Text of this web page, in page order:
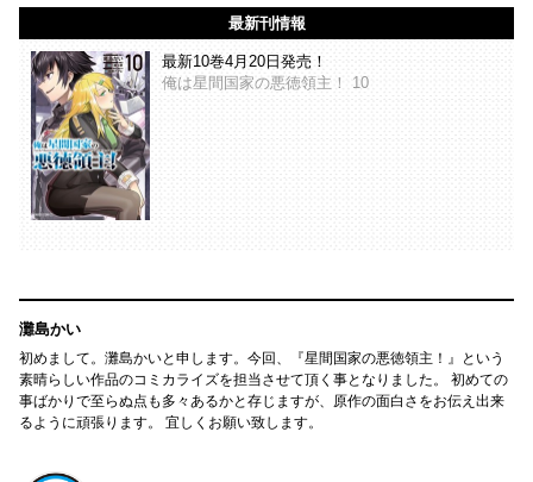
最新刊情報
最新10巻4月20日発売！
俺は星間国家の悪徳領主！ 10
灘島かい
初めまして。灘島かいと申します。今回、『星間国家の悪徳領主！』という
素晴らしい作品のコミカライズを担当させて頂く事となりました。 初めての
事ばかりで至らぬ点も多々あるかと存じますが、原作の面白さをお伝え出来
るように頑張ります。 宜しくお願い致します。